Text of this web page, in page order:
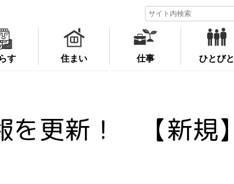
す 住まい 仕事 ひとびと
を更新！ 【新規】